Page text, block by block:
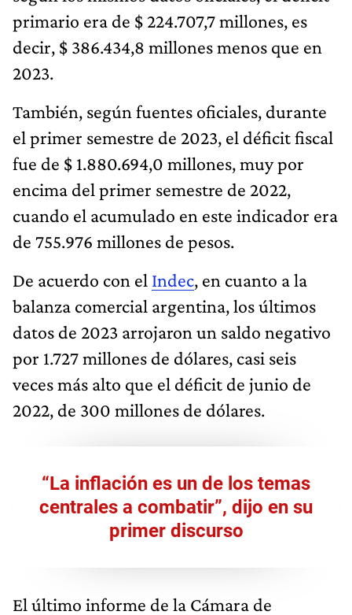
primario era de $ 224.707,7 millones, es
decir, $ 386.434,8 millones menos que en
2023.
También, según fuentes oficiales, durante
el primer semestre de 2023, el déficit fiscal
fue de $ 1.880.694,0 millones, muy por
encima del primer semestre de 2022,
cuando el acumulado en este indicador era
de 755.976 millones de pesos.
De acuerdo con el Indec, en cuanto a la
balanza comercial argentina, los últimos
datos de 2023 arrojaron un saldo negativo
por 1.727 millones de dólares, casi seis
veces más alto que el déficit de junio de
2022, de 300 millones de dólares.
“La inflación es un de los temas
centrales a combatir”, dijo en su
primer discurso
El último informe de la Cámara de